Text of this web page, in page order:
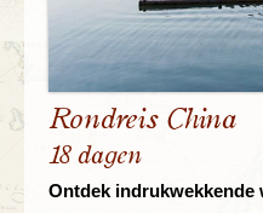
Rondreis China
18 dagen
Ontdek indrukwekkende